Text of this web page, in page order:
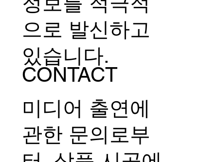
으로 발신하고
있습니다.
CONTACT
미디어 출연에
관한 문의로부